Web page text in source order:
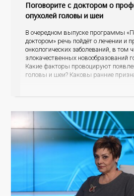
Поговорите с доктором о
опухолей головы и шеи
В очередном выпуске программы
доктором» речь пойдёт о лечении и
онкологических заболеваний, в том
злокачественных новообразований
Какие факторы провоцируют
головы и шеи? Каковы ранние